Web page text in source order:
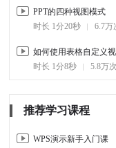
4-6.
新建思维导图如何使用
2.8千
PPT的四种视图模式
时长 1分20秒
6.7万
如何使用表格自定义
时长 1分8秒
5.8万
推荐学习课程
WPS演示新手入门课